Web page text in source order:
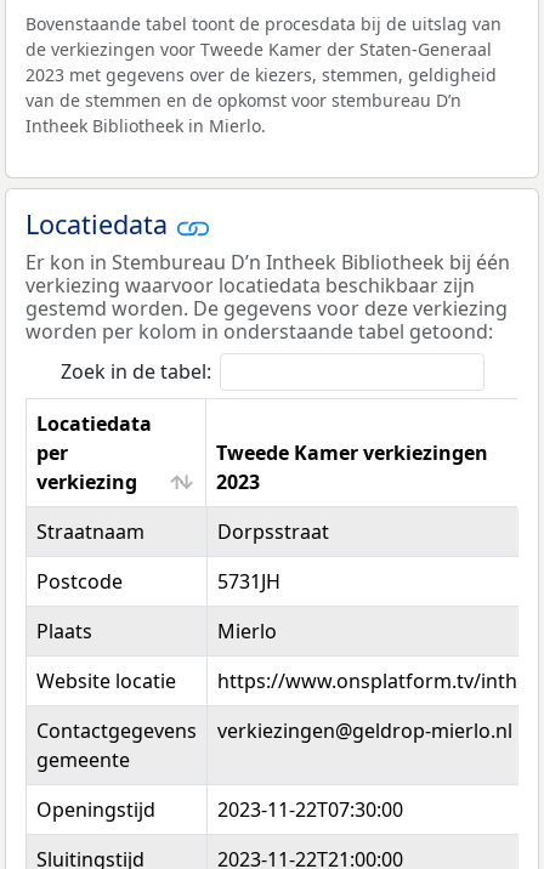
Bovenstaande tabel toont de procesdata bij de uitslag van
de verkiezingen voor Tweede Kamer der Staten-Generaal
2023 met gegevens over de kiezers, stemmen, geldigheid
van de stemmen en de opkomst voor stembureau D’n
Intheek Bibliotheek in Mierlo.
Locatiedata
Er kon in Stembureau D’n Intheek Bibliotheek bij één
verkiezing waarvoor locatiedata beschikbaar zijn
gestemd worden. De gegevens voor deze verkiezing
worden per kolom in onderstaande tabel getoond:
Zoek in de tabel:
Locatiedata
per
verkiezing
Tweede Kamer verkiezingen
2023
Locatiedata
per
verkiezing
Tweede Kamer verkiezingen
2023
Straatnaam
Dorpsstraat
Postcode
5731JH
Plaats
Mierlo
Website locatie
https://www.onsplatform.tv/
Contactgegevens
gemeente
verkiezingen@geldrop-mierlo.nl
Openingstijd
2023-11-22T07:30:00
Sluitingstijd
2023-11-22T21:00:00